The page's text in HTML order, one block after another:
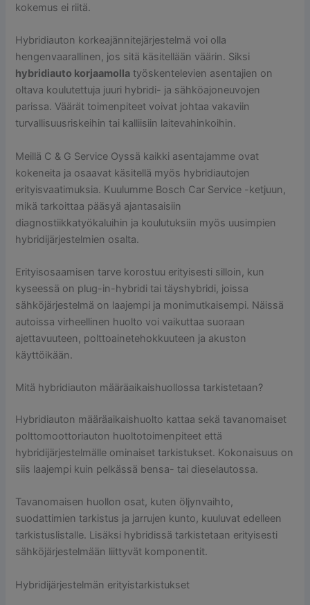
kokemus ei riitä.
Hybridiauton korkeajännitejärjestelmä voi olla
hengenvaarallinen, jos sitä käsitellään väärin. Siksi
hybridiauto korjaamolla työskentelevien asentajien on
oltava koulutettuja juuri hybridi- ja sähköajoneuvojen
parissa. Väärät toimenpiteet voivat johtaa vakaviin
turvallisuusriskeihin tai kalliisiin laitevahinkoihin.
Meillä C & G Service Oyssä kaikki asentajamme ovat
kokeneita ja osaavat käsitellä myös hybridiautojen
erityisvaatimuksia. Kuulumme Bosch Car Service -ketjuun,
mikä tarkoittaa pääsyä ajantasaisiin
diagnostiikkatyökaluihin ja koulutuksiin myös uusimpien
hybridijärjestelmien osalta.
Erityisosaamisen tarve korostuu erityisesti silloin, kun
kyseessä on plug-in-hybridi tai täyshybridi, joissa
sähköjärjestelmä on laajempi ja monimutkaisempi. Näissä
autoissa virheellinen huolto voi vaikuttaa suoraan
ajettavuuteen, polttoainetehokkuuteen ja akuston
käyttöikään.
Mitä hybridiauton määräaikaishuollossa tarkistetaan?
Hybridiauton määräaikaishuolto kattaa sekä tavanomaiset
polttomoottoriauton huoltotoimenpiteet että
hybridijärjestelmälle ominaiset tarkistukset. Kokonaisuus on
siis laajempi kuin pelkässä bensa- tai dieselautossa.
Tavanomaisen huollon osat, kuten öljynvaihto,
suodattimien tarkistus ja jarrujen kunto, kuuluvat edelleen
tarkistuslistalle. Lisäksi hybridissä tarkistetaan erityisesti
sähköjärjestelmään liittyvät komponentit.
Hybridijärjestelmän erityistarkistukset